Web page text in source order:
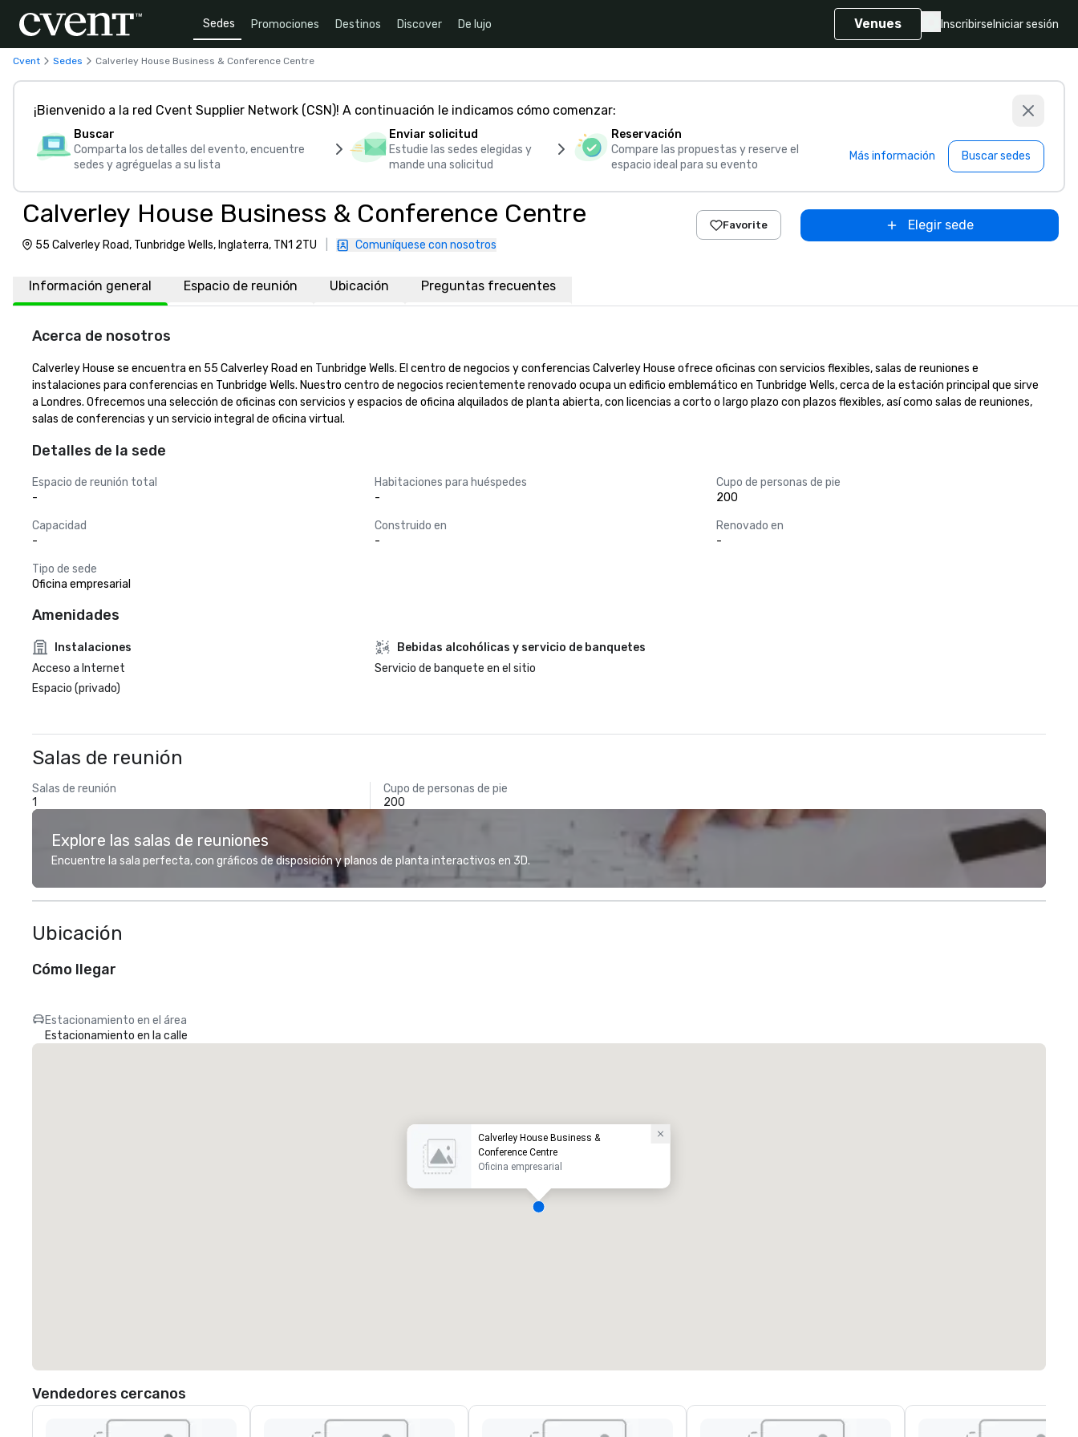
Sedes Promociones Destinos Discover De lujo Venues Inscribirse Iniciar sesión
Cvent Sedes Calverley House Business & Conference Centre
¡Bienvenido a la red Cvent Supplier Network (CSN)! A continuación le indicamos cómo comenzar:
Buscar
Comparta los detalles del evento, encuentre
sedes y agréguelas a su lista
Enviar solicitud
Estudie las sedes elegidas y
mande una solicitud
Reservación
Compare las propuestas y reserve el
espacio ideal para su evento
Más información Buscar sedes
Calverley House Business & Conference Centre
55 Calverley Road, Tunbridge Wells, Inglaterra, TN1 2TU Comuníquese con nosotros
Favorite Elegir sede
Información general Espacio de reunión Ubicación Preguntas frecuentes
Acerca de nosotros
Calverley House se encuentra en 55 Calverley Road en Tunbridge Wells. El centro de negocios y conferencias Calverley House ofrece oficinas con servicios flexibles, salas de reuniones e
instalaciones para conferencias en Tunbridge Wells. Nuestro centro de negocios recientemente renovado ocupa un edificio emblemático en Tunbridge Wells, cerca de la estación principal que sirve
a Londres. Ofrecemos una selección de oficinas con servicios y espacios de oficina alquilados de planta abierta, con licencias a corto o largo plazo con plazos flexibles, así como salas de reuniones,
salas de conferencias y un servicio integral de oficina virtual.
Detalles de la sede
Espacio de reunión total
-
Habitaciones para huéspedes
-
Cupo de personas de pie
200
Capacidad
-
Construido en
-
Renovado en
-
Tipo de sede
Oficina empresarial
Amenidades
Instalaciones
Acceso a Internet
Espacio (privado)
Bebidas alcohólicas y servicio de banquetes
Servicio de banquete en el sitio
Salas de reunión
Salas de reunión
1
Cupo de personas de pie
200
Explore las salas de reuniones
Encuentre la sala perfecta, con gráficos de disposición y planos de planta interactivos en 3D.
Ubicación
Cómo llegar
Estacionamiento en el área
Estacionamiento en la calle
Calverley House Business &
Conference Centre
Oficina empresarial
Vendedores cercanos